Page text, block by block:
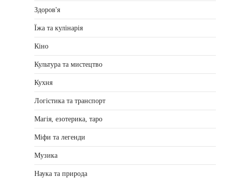
Здоров'я
Їжа та кулінарія
Кіно
Культура та мистецтво
Кухня
Логістика та транспорт
Магія, езотерика, таро
Міфи та легенди
Музика
Наука та природа